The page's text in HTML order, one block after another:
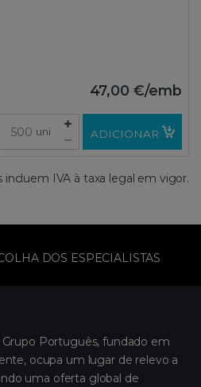
47,00 €/emb
uni ADICIONAR
incluem IVA à taxa legal em vigor.
DOS ESPECIALISTAS
Português, fundado em
ocupa um lugar de relevo a
uma oferta global de